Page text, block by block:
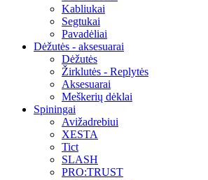
Kabliukai
Segtukai
Pavadėliai
Dėžutės - aksesuarai
Dėžutės
Žirklutės - Replytės
Aksesuarai
Meškerių dėklai
Spiningai
Avižadrebiui
XESTA
Tict
SLASH
PRO:TRUST